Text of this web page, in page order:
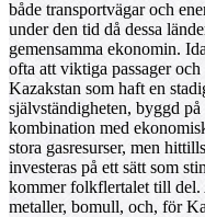
både transportvägar och
under den tid då dessa
gemensamma ekonomin.
ofta att viktiga passager
Kazakstan som haft en
självständigheten, byggd
kombination med
stora gasresurser, men
investeras på ett sätt som
kommer folkflertalet till
metaller, bomull, och, för